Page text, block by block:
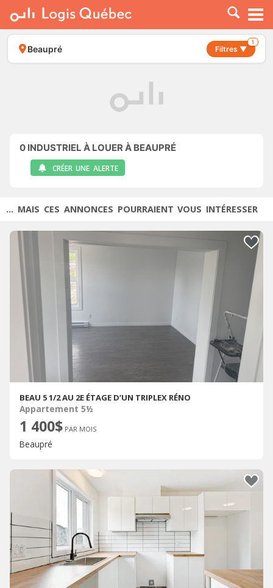
À LOUER
À VENDRE
PLACER UNE ANNONCE
Beaupré Filtres ▼
1
0 INDUSTRIEL À LOUER À BEAUPRÉ
CRÉER UNE ALERTE
... MAIS CES ANNONCES POURRAIENT VOUS INTÉRESSER
BEAU 5 1/2 AU 2E ÉTAGE D’UN TRIPLEX RÉNO
Appartement 5½
1 400$ PAR MOIS
Beaupré